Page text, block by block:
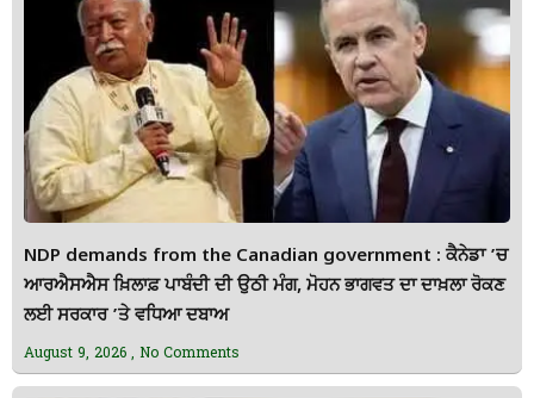
NDP demands from the Canadian government : ਕੈਨੇਡਾ ’ਚ
ਆਰਐਸਐਸ ਖ਼ਿਲਾਫ਼ ਪਾਬੰਦੀ ਦੀ ਉਠੀ ਮੰਗ, ਮੋਹਨ ਭਾਗਵਤ ਦਾ ਦਾਖ਼ਲਾ ਰੋਕਣ
ਲਈ ਸਰਕਾਰ ’ਤੇ ਵਧਿਆ ਦਬਾਅ
August 9, 2026 No Comments